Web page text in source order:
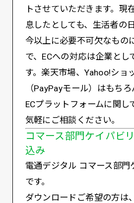
トさせていただきます。現
息したとしても、生活者の
今以上に必要不可欠なもの
で、ECへの対応は企業とし
す。楽天市場、Yahoo!ショ
（PayPayモール）はもち
ECプラットフォームに関し
気軽にご相談ください。
コマース部門ケイパビ
込み
電通デジタル コマース部門
です。
ダウンロードご希望の方は